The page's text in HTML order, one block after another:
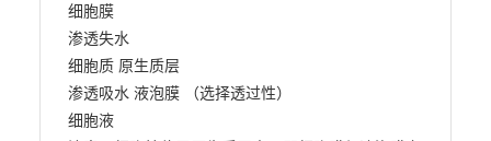
细胞膜
渗透失水
细胞质 原生质层
渗透吸水 液泡膜 （选择透过性）
细胞液